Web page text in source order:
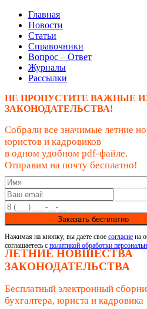
Главная
Новости
Статьи
Справочники
Вопрос – Ответ
Журналы
Рассылки
НЕ ПРОПУСТИТЕ ВАЖНЫЕ
ЗАКОНОДАТЕЛЬСТВА!
Собрали все значимые летние
юристов и кадровиков
в одном удобном pdf-файле.
Отправим на почту бесплатно!
Заказать бесплатно
Нажимая на кнопку, вы даете свое согласие на
соглашаетесь с политикой обработки
ЛЕТНИЕ НОВШЕСТВА
ЗАКОНОДАТЕЛЬСТВА
Бесплатный электронный
бухгалтера, юриста и кадровика